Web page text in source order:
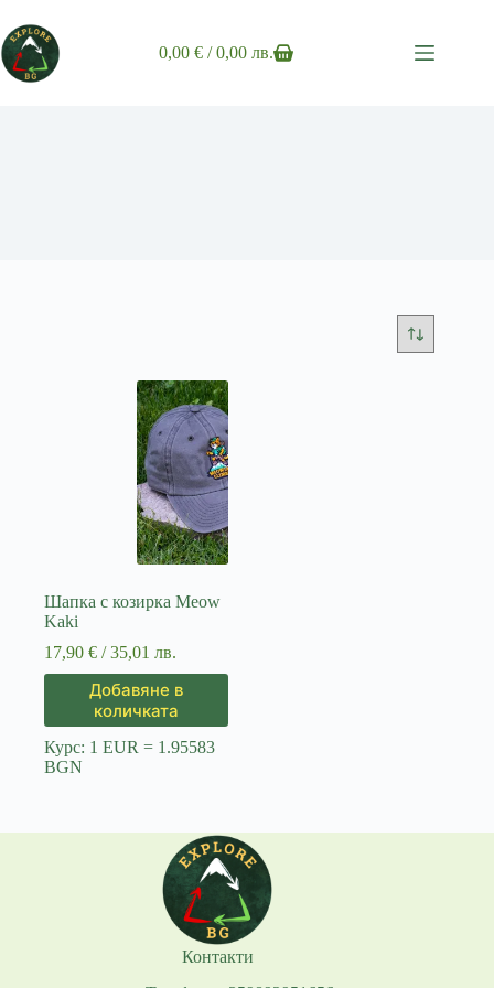
to
content
Shopping
0,00€ / 0,00 лв.
Шапка с козирка Meow
Kaki
17,90 € / 35,01 лв.
Добавяне в
количката
Курс: 1 EUR = 1.95583
BGN
Контакти